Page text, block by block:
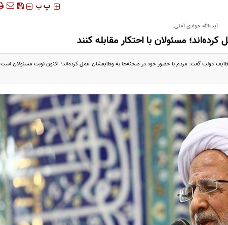
‍‍‍ پ پ
آیت‌الله جوادی آملی:
مسئولان با احتکار مقابله کنند
وظایف دولت گفت: مردم با حضور خود در صحنه‌ها به وظایفشان عمل کرده‌اند؛ اکنون نوبت مسئولان است